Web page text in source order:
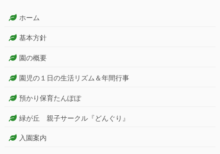
ホーム
基本方針
園の概要
園児の１日の生活リズム＆年間行事
預かり保育たんぽぽ
緑が丘 親子サークル『どんぐり』
入園案内